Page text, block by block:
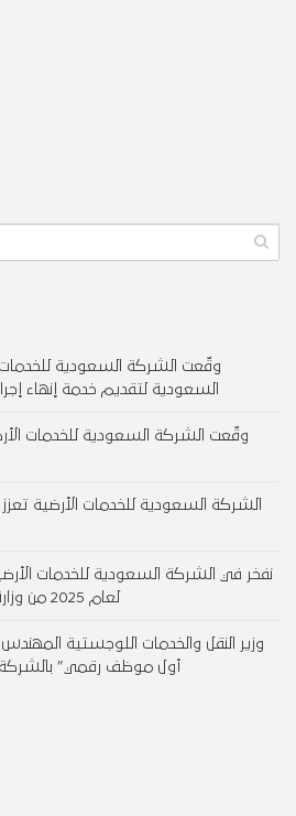
وقّعت الشركة السعودية
السعودية لتقديم خدمة إنهاء
وقّعت الشركة السعودية للخدمات
الشركة السعودية للخدمات الأرضية
نفخر في الشركة السعودية للخدمات
لعام 2025 من وزارة النقل والخدمات اللوجستية
وزير النقل والخدمات اللوجستية
أول موظف رقمي” بالشركة